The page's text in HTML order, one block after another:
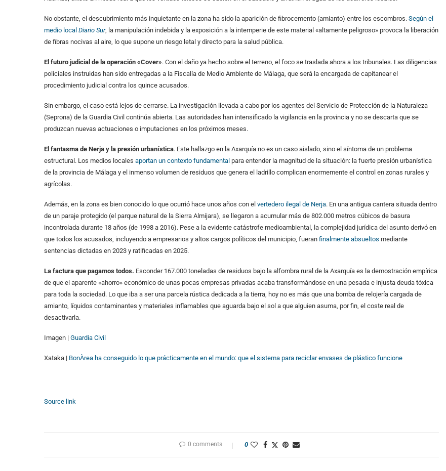
No obstante, el descubrimiento más inquietante en la zona ha sido la aparición de fibrocemento (amianto) entre los escombros. Según el
medio local Diario Sur, la manipulación indebida y la exposición a la intemperie de este material «altamente peligroso» provoca la liberación
de fibras nocivas al aire, lo que supone un riesgo letal y directo para la salud pública.
El futuro judicial de la operación «Cover». Con el daño ya hecho sobre el terreno, el foco se traslada ahora a los tribunales. Las diligencias
policiales instruidas han sido entregadas a la Fiscalía de Medio Ambiente de Málaga, que será la encargada de capitanear el
procedimiento judicial contra los quince acusados.
Sin embargo, el caso está lejos de cerrarse. La investigación llevada a cabo por los agentes del Servicio de Protección de la Naturaleza
(Seprona) de la Guardia Civil continúa abierta. Las autoridades han intensificado la vigilancia en la provincia y no se descarta que se
produzcan nuevas actuaciones o imputaciones en los próximos meses.
El fantasma de Nerja y la presión urbanística. Este hallazgo en la Axarquía no es un caso aislado, sino el síntoma de un problema
estructural. Los medios locales aportan un contexto fundamental para entender la magnitud de la situación: la fuerte presión urbanística
de la provincia de Málaga y el inmenso volumen de residuos que genera el ladrillo complican enormemente el control en zonas rurales y
agrícolas.
Además, en la zona es bien conocido lo que ocurrió hace unos años con el vertedero ilegal de Nerja. En una antigua cantera situada dentro
de un paraje protegido (el parque natural de la Sierra Almijara), se llegaron a acumular más de 802.000 metros cúbicos de basura
incontrolada durante 18 años (de 1998 a 2016). Pese a la evidente catástrofe medioambiental, la complejidad jurídica del asunto derivó en
que todos los acusados, incluyendo a empresarios y altos cargos políticos del municipio, fueran finalmente absueltos mediante
sentencias dictadas en 2023 y ratificadas en 2025.
La factura que pagamos todos. Esconder 167.000 toneladas de residuos bajo la alfombra rural de la Axarquía es la demostración empírica
de que el aparente «ahorro» económico de unas pocas empresas privadas acaba transformándose en una pesada e injusta deuda tóxica
para toda la sociedad. Lo que iba a ser una parcela rústica dedicada a la tierra, hoy no es más que una bomba de relojería cargada de
amianto, líquidos contaminantes y materiales inflamables que aguarda bajo el sol a que alguien asuma, por fin, el coste real de
desactivarla.
Imagen | Guardia Civil
Xataka | BonÀrea ha conseguido lo que prácticamente en el mundo: que el sistema para reciclar envases de plástico funcione
Source link
0 comments 0